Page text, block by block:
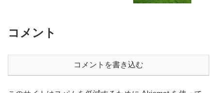
コメント
コメントを書き込む